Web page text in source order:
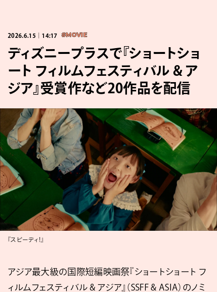
2026.6.15｜14:17 #MOVIE
ディズニープラスで『ショートショ
ート フィルムフェスティバル & ア
ジア』受賞作など20作品を配信
『スピーディ！』
アジア最大級の国際短編映画祭『ショートショート フ
ィルムフェスティバル & アジア』（SSFF & ASIA）のノミ